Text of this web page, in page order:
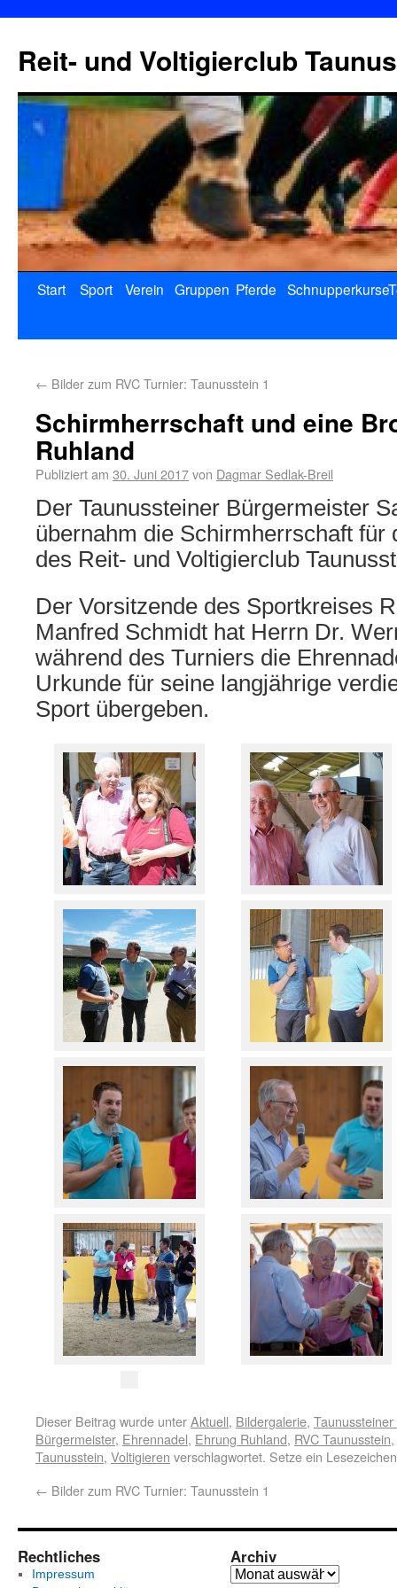
Reit- und Voltigierclub
Start Sport Verein Gruppen Pferde Schnupperkurse
← Bilder zum RVC Turnier: Taunusstein 1
Schirmherrschaft und eine
Ruhland
Publiziert am 30. Juni 2017von Dagmar Sedlak-Breil
Der Taunussteiner Bürgermeister
übernahm die Schirmherrschaft für
des Reit- und Voltigierclub
Der Vorsitzende des Sportkreises
Manfred Schmidt hat Herrn Dr.
während des Turniers die
Urkunde für seine langjährige
Sport übergeben.
Dieser Beitrag wurde unterAktuell, Bildergalerie, Taunussteiner
Bürgermeister, Ehrennadel, Ehrung Ruhland, RVC Taunusstein,
Taunusstein, Voltigieren verschlagwortet. Setze ein
← Bilder zum RVC Turnier: Taunusstein 1
Rechtliches
Impressum
Archiv